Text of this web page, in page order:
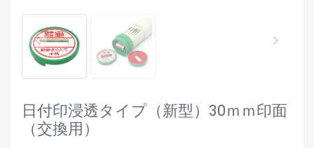
keyboard_arrow_left keyboard_arrow_right
日付印浸透タイプ（新型）30ｍｍ印面
（交換用）